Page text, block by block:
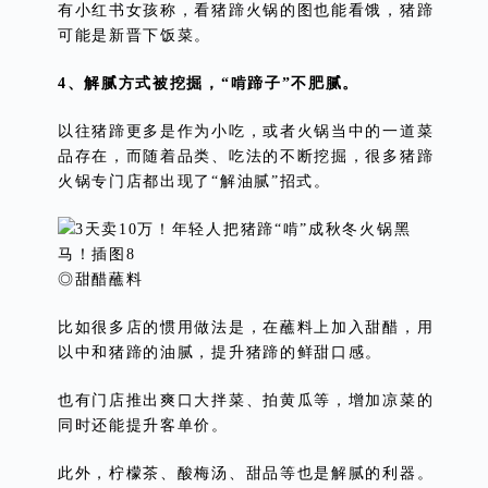
有小红书女孩称，看猪蹄火锅的图也能看饿，猪蹄
可能是新晋下饭菜。
4、解腻方式被挖掘，“啃蹄子”不肥腻。
以往猪蹄更多是作为小吃，或者火锅当中的一道菜
品存在，而随着品类、吃法的不断挖掘，很多猪蹄
火锅专门店都出现了“解油腻”招式。
◎甜醋蘸料
比如很多店的惯用做法是，在蘸料上加入甜醋，用
以中和猪蹄的油腻，提升猪蹄的鲜甜口感。
也有门店推出爽口大拌菜、拍黄瓜等，增加凉菜的
同时还能提升客单价。
此外，柠檬茶、酸梅汤、甜品等也是解腻的利器。